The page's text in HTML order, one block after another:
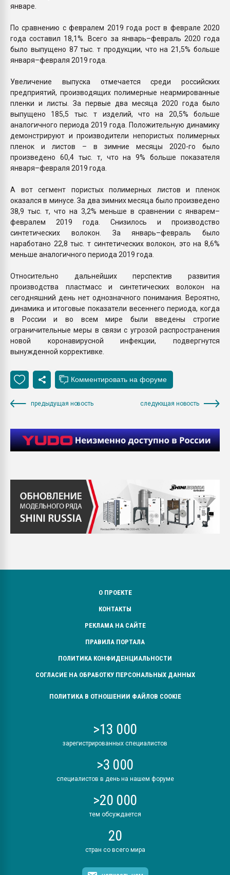
январе.
По сравнению с февралем 2019 года рост в феврале 2020
года составил 18,1%. Всего за январь–февраль 2020 года
было выпущено 87 тыс. т продукции, что на 21,5% больше
января–февраля 2019 года.
Увеличение выпуска отмечается среди российских
предприятий, производящих полимерные неармированные
пленки и листы. За первые два месяца 2020 года было
выпущено 185,5 тыс. т изделий, что на 20,5% больше
аналогичного периода 2019 года. Положительную динамику
демонстрируют и производители непористых полимерных
пленок и листов – в зимние месяцы 2020-го было
произведено 60,4 тыс. т, что на 9% больше показателя
января–февраля 2019 года.
А вот сегмент пористых полимерных листов и пленок
оказался в минусе. За два зимних месяца было произведено
38,9 тыс. т, что на 3,2% меньше в сравнении с январем–
февралем 2019 года. Снизилось и производство
синтетических волокон. За январь–февраль было
наработано 22,8 тыс. т синтетических волокон, это на 8,6%
меньше аналогичного периода 2019 года.
Относительно дальнейших перспектив развития
производства пластмасс и синтетических волокон на
сегодняшний день нет однозначного понимания. Вероятно,
динамика и итоговые показатели весеннего периода, когда
в России и во всем мире были введены строгие
ограничительные меры в связи с угрозой распространения
новой коронавирусной инфекции, подвергнутся
вынужденной коррективке.
предыдущая новость следующая новость
О ПРОЕКТЕ
КОНТАКТЫ
РЕКЛАМА НА САЙТЕ
ПРАВИЛА ПОРТАЛА
ПОЛИТИКА КОНФИДЕНЦИАЛЬНОСТИ
СОГЛАСИЕ НА ОБРАБОТКУ ПЕРСОНАЛЬНЫХ ДАННЫХ
ПОЛИТИКА В ОТНОШЕНИИ ФАЙЛОВ COOKIE
>13 000
зарегистрированных специалистов
>3 000
специалистов в день на нашем форуме
>20 000
тем обсуждается
20
стран со всего мира